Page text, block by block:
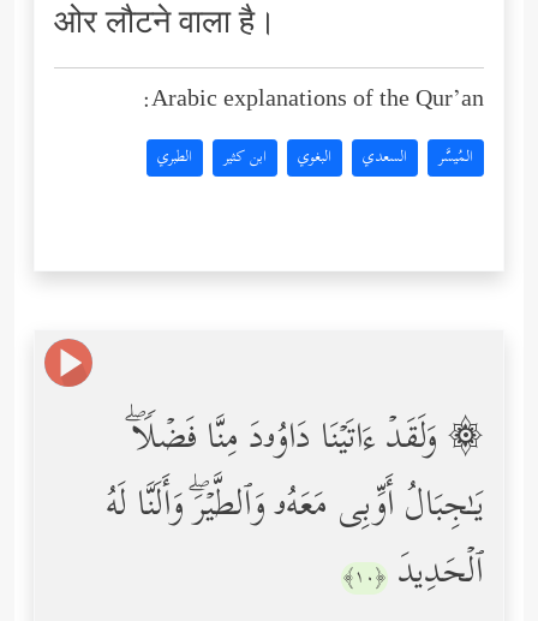
ओर लौटने वाला है।
Arabic explanations of the Qur’an:
المُيسَّر السعدي البغوي ابن كثير الطبري
۞ وَلَقَدۡ ءَاتَیۡنَا دَاوُۥدَ مِنَّا فَضۡلࣰاۖ
یَـٰجِبَالُ أَوِّبِی مَعَهُۥ وَٱلطَّیۡرَۖ وَأَلَنَّا لَهُ
ٱلۡحَدِیدَ ﴿١٠﴾